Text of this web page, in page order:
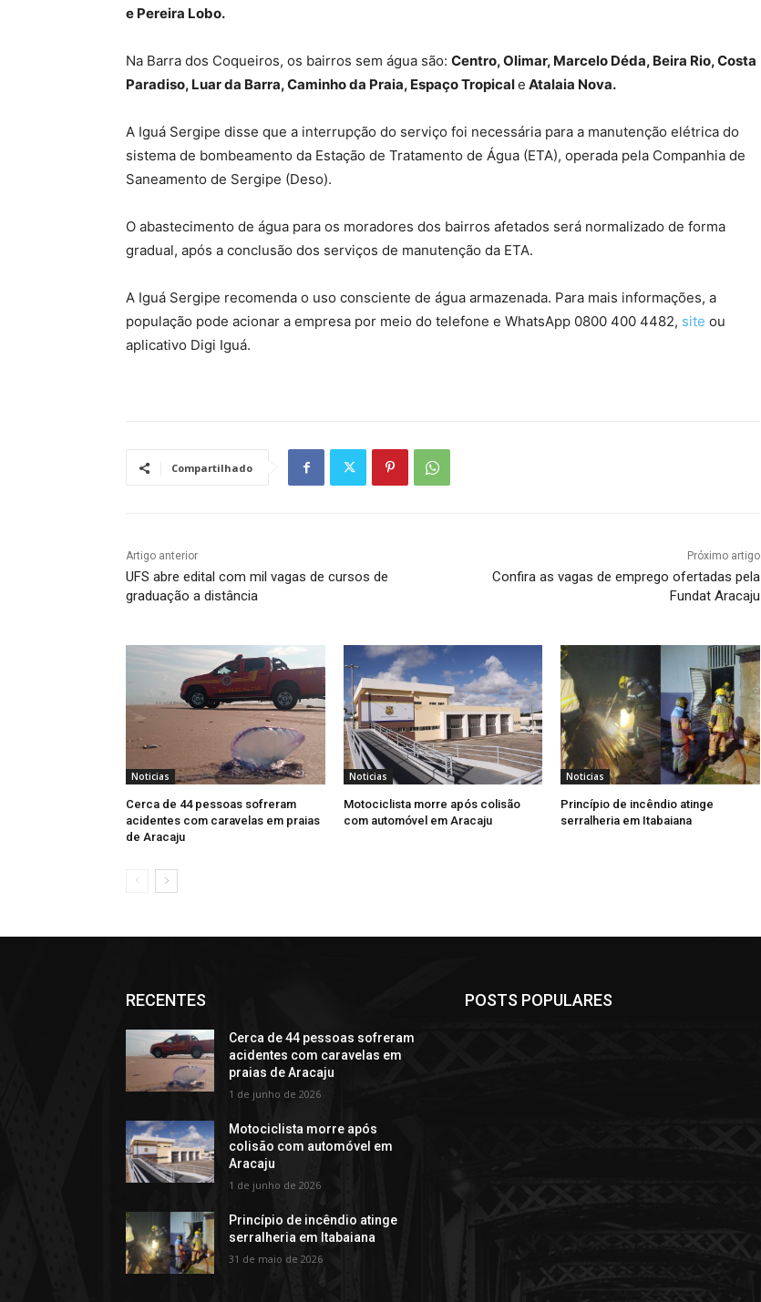
e Pereira Lobo.
Na Barra dos Coqueiros, os bairros sem água são: Centro, Olimar, Marcelo Déda, Beira Rio, Costa
Paradiso, Luar da Barra, Caminho da Praia, Espaço Tropicale Atalaia Nova.
A Iguá Sergipe disse que a interrupção do serviço foi necessária para a manutenção elétrica do
sistema de bombeamento da Estação de Tratamento de Água (ETA), operada pela Companhia de
Saneamento de Sergipe (Deso).
O abastecimento de água para os moradores dos bairros afetados será normalizado de forma
gradual, após a conclusão dos serviços de manutenção da ETA.
A Iguá Sergipe recomenda o uso consciente de água armazenada. Para mais informações, a
população pode acionar a empresa por meio do telefone e WhatsApp 0800 400 4482, site ou
aplicativo Digi Iguá.
Compartilhado
Artigo anterior
UFS abre edital com mil vagas de cursos de
graduação a distância
Próximo artigo
Confira as vagas de emprego ofertadas pela
Fundat Aracaju
Noticias
Cerca de 44 pessoas sofreram
acidentes com caravelas em praias
de Aracaju
Noticias
Motociclista morre após colisão
com automóvel em Aracaju
Noticias
Princípio de incêndio atinge
serralheria em Itabaiana
RECENTES
Cerca de 44 pessoas sofreram
acidentes com caravelas em
praias de Aracaju
1 de junho de 2026
Motociclista morre após
colisão com automóvel em
Aracaju
1 de junho de 2026
Princípio de incêndio atinge
serralheria em Itabaiana
31 de maio de 2026
POSTS POPULARES